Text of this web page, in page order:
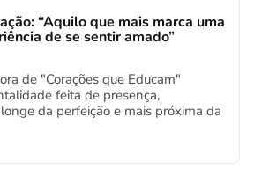
“Aquilo que mais marca uma
de se sentir amado”
de "Corações que Educam"
feita de presença,
da perfeição e mais próxima da